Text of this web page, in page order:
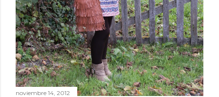
noviembre 14, 2012